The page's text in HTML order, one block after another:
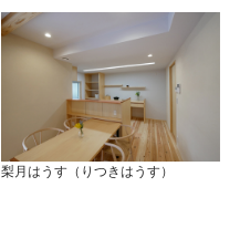
梨月はうす（りつきはうす）